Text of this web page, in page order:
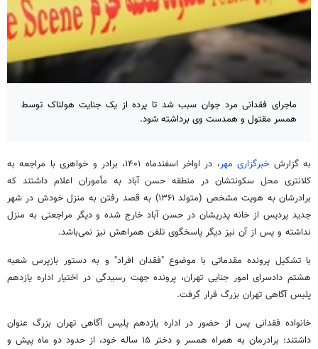
ماجرای فقدانی مرد جوان سبب شد تا پرده از یک جنایت هولناک توسط
همسر مقتول و همدست وی برداشته شود.
به گزارش خبرگزاری مهر
، در اواخر اسفندماه ۱۴۰۱، برادر و خواهری با مراجعه به
کلانتری محل سکونتشان در منطقه حسن آباد به مأموران اعلام داشتند که
برادرشان به هویت مشخص (متولد ۱۳۶۱) به قصد رفتن به منزل خودش در شهر
جدید پردیس از خانه پدریشان در حسن آباد خارج شده و دیگر مراجعتی به منزل
نداشته و پس از آن نیز دیگر پاسخگوی تلفن همراهش نیز نمی‌باشد.
با تشکیل پرونده مقدماتی با موضوع "فقدان افراد" و به دستور بازپرس شعبه
هشتم دادسرای امور جنایی تهران، پرونده جهت رسیدگی در اختیار اداره یازدهم
پلیس آگاهی تهران بزرگ قرار گرفت.
خانواده فقدانی پس از حضور در اداره یازدهم پلیس آگاهی تهران بزرگ عنوان
داشتند: برادرمان به همراه همسر و دختر ۱۵ ساله خود، از حدود دو ماه پیش و